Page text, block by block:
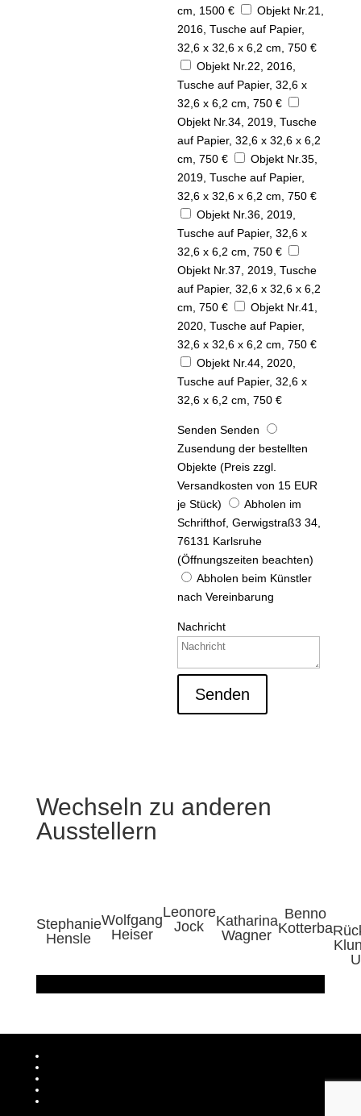
cm, 1500 €
Objekt Nr.21,
2016, Tusche auf Papier,
32,6 x 32,6 x 6,2 cm, 750 €
Objekt Nr.22, 2016,
Tusche auf Papier, 32,6 x
32,6 x 6,2 cm, 750 €
Objekt Nr.34, 2019, Tusche
auf Papier, 32,6 x 32,6 x 6,2
cm, 750 €
Objekt Nr.35,
2019, Tusche auf Papier,
32,6 x 32,6 x 6,2 cm, 750 €
Objekt Nr.36, 2019,
Tusche auf Papier, 32,6 x
32,6 x 6,2 cm, 750 €
Objekt Nr.37, 2019, Tusche
auf Papier, 32,6 x 32,6 x 6,2
cm, 750 €
Objekt Nr.41,
2020, Tusche auf Papier,
32,6 x 32,6 x 6,2 cm, 750 €
Objekt Nr.44, 2020,
Tusche auf Papier, 32,6 x
32,6 x 6,2 cm, 750 €
Senden Senden
Zusendung der bestellten
Objekte (Preis zzgl.
Versandkosten von 15 EUR
je Stück)
Abholen im
Schrifthof, Gerwigstraß3 34,
76131 Karlsruhe
(Öffnungszeiten beachten)
Abholen beim Künstler
nach Vereinbarung
Nachricht
Senden
Wechseln zu anderen
Ausstellern
Stephanie
Hensle
Wolfgang
Heiser
Leonore
Jock
Katharina
Wagner
Benno
Kotterba